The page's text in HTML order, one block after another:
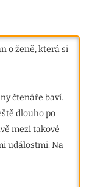
o ženě, která si
čtenáře baví.
dlouho po
mezi takové
událostmi. Na